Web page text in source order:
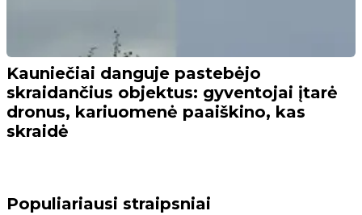
Kauniečiai danguje pastebėjo
skraidančius objektus: gyventojai įtarė
dronus, kariuomenė paaiškino, kas
skraidė
Populiariausi straipsniai